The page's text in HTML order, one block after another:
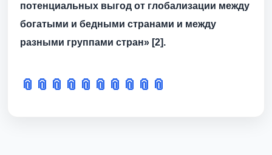
потенциальных выгод от глобализации между
богатыми и бедными странами и между
разными группами стран» [2].
📎 📎 📎 📎 📎 📎 📎 📎 📎 📎